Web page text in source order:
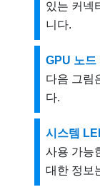
있는 커넥
니다.
GPU 노드
다음 그림
다.
시스템
사용 가능
대한 정보